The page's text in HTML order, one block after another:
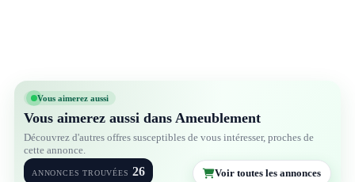
Vous aimerez aussi
Vous aimerez aussi dans Ameublement
Découvrez d'autres offres susceptibles de vous intéresser, proches de
cette annonce.
ANNONCES TROUVÉES 26 Voir toutes les annonces